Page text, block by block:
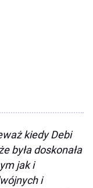
kiedy Debi
była doskonała
jak i
i